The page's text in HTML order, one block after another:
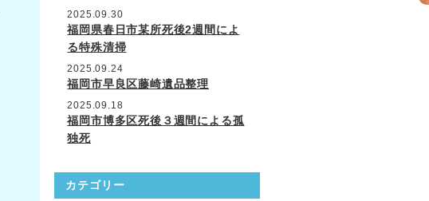
2025.09.30
福岡県春日市某所死後2週間によ
る特殊清掃
2025.09.24
福岡市早良区藤崎遺品整理
2025.09.18
福岡市博多区死後３週間による孤
独死
カテゴリー